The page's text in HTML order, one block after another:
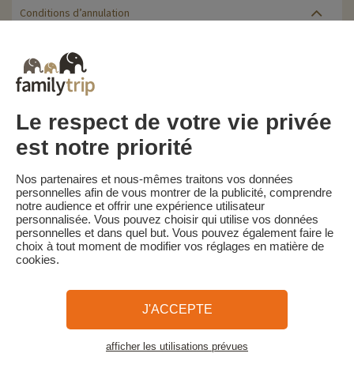
Conditions d’annulation
début du séjour. Le client reçoit un rappel de paiement du solde
de la réservation par e-mail 35 jours avant le début du séjour.
Les pénalités d'annulation sont calculées sur la base du barème
suivant :
• Annulation 30 jours ou plus avant la date de début du séjour :
acompte conservé
• Annulation moins de 30 jours avant la date de début du séjour :
100 % du prix du séjour
Familytrip vous conseille de souscrire l'assurance annulation de
son partenaire Areas assurances. Souscrivez au moment de la
réservation ou dans les 24h suivant votre réservation par
téléphone.
CGV et Charte de Confidentialité
La Presse parle de nous
Plan du site
Le respect de votre vie privée
est notre priorité
Nos partenaires et nous-mêmes traitons vos données
personnelles afin de vous montrer de la publicité, comprendre
notre audience et offrir une expérience utilisateur
personnalisée. Vous pouvez choisir qui utilise vos données
personnelles et dans quel but. Vous pouvez également faire le
choix à tout moment de modifier vos réglages en matière de
cookies.
J'ACCEPTE
afficher les utilisations prévues